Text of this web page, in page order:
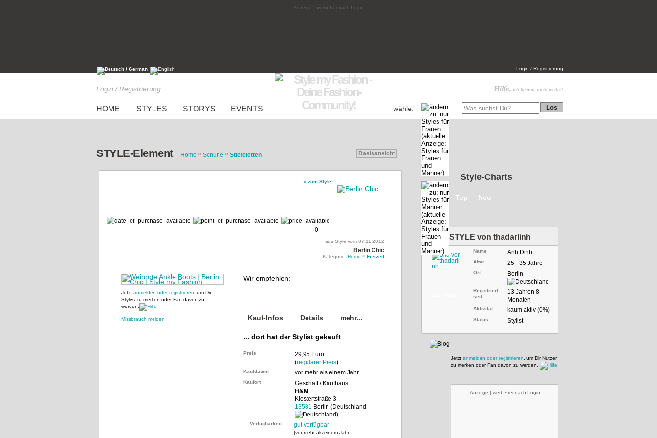
Anzeige | werbefrei nach Login
Login / Registrierung
Hilfe, ich komme nicht weiter!
Login / Registrierung
HOME STYLES STORYS EVENTS wähle:
STYLE-Element Home » Schuhe » Stiefeletten Basisansicht
« zum Style
0
aus Style vom 07.11.2012
Berlin Chic
Kategorie: Home » Freizeit
Jetzt anmelden oder registrieren , um Dir
Styles zu merken oder Fan davon zu
werden.
Missbrauch melden
Wir empfehlen:
Kauf-Infos Details mehr...
... dort hat der Stylist gekauft
Preis
29,95 Euro
(regulärer Preis)
Kaufdatum vor mehr als einem Jahr
Kaufort
Geschäft / Kaufhaus
H&M
Klostertstraße 3
13581 Berlin (Deutschland
)
Verfügbarkeit: gut verfügbar
(vor mehr als einem Jahr)
Style-Charts
Top Neu
STYLE von thadarlinh
Name Anh Dinh
Alter 25 - 35 Jahre
Ort Berlin
Registriert
seit
13 Jahren 8
Monaten
Aktivität kaum aktiv (0%)
Status Stylist
Jetzt anmelden oder registrieren , um Dir Nutzer
zu merken oder Fan davon zu werden.
Anzeige | werbefrei nach Login